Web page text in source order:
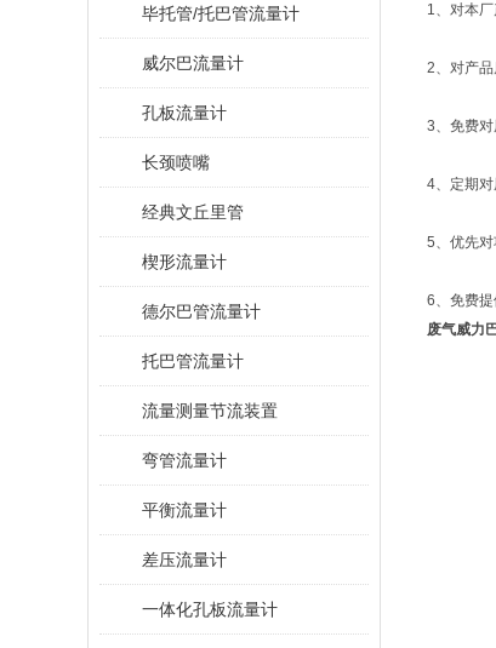
毕托管/托巴管流量计
威尔巴流量计
孔板流量计
长颈喷嘴
经典文丘里管
楔形流量计
德尔巴管流量计
托巴管流量计
流量测量节流装置
弯管流量计
平衡流量计
差压流量计
一体化孔板流量计
1、对本
2、对产品
3、免费
4、定期对
5、优先对
6、免费提
废气威力